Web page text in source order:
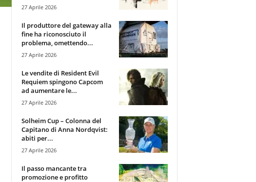
27 Aprile 2026
Il produttore del gateway alla
fine ha riconosciuto il
problema, omettendo...
27 Aprile 2026
Le vendite di Resident Evil
Requiem spingono Capcom
ad aumentare le...
27 Aprile 2026
Solheim Cup – Colonna del
Capitano di Anna Nordqvist:
abiti per...
27 Aprile 2026
Il passo mancante tra
promozione e profitto